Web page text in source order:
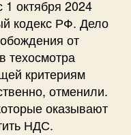
1 октября 2024
кодекс РФ. Дело
от
техосмотра
критериям
отменили.
оказывают
НДС.